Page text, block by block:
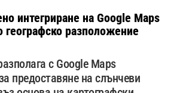
интегриране на Google Maps
географско разположение
с Google Maps
предоставяне на слънчеви